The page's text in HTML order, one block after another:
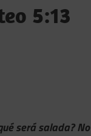
5:13
será salada?